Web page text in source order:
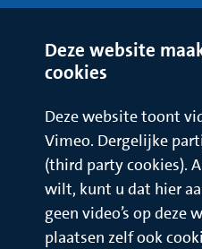
Deze website
cookies
Deze website toont
Vimeo. Dergelijke
(third party cookies).
wilt, kunt u dat hier
geen video’s op deze
plaatsen zelf ook